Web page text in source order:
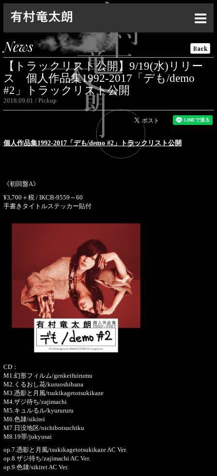
Top
News
Live
Media
Profile
Discography
Goods
News Back
【トラックリスト公開】9/19(水)リリー
ス 個人作品集1992-2017「デも/demo
#2」トラックリスト公開
2018.09.01 Pickup
個人作品集1992-2017「デも/demo #2」トラックリスト公開
《初回盤A》
¥3,700＋税 / IKCB-9559～60
手書きタイトルステッカー貼付
CD：
M1.幻形フィルム/genkeifuirumu
M2.くるおし花/kuruoshibana
M3.憑影と月風/tsukikagetotsukikaze
M4.ザジ待ち/zajimachi
M5.キュルるル/kyurururu
M6.色隷/sikirei
M7.日没地区/nichibotsuchiku
M8.19罪/jukyusai
op.7.憑影と月風/tsukikagetotsukikaze AC Ver.
op.8.ザジ待ち/zajimachi AC Ver.
op.9.色隷/sikirei AC Ver.